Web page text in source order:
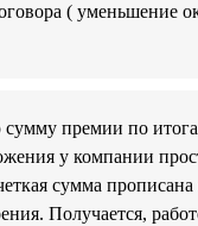
( уменьшение
сумму премии по
у компании
сумма прописана
Получается,